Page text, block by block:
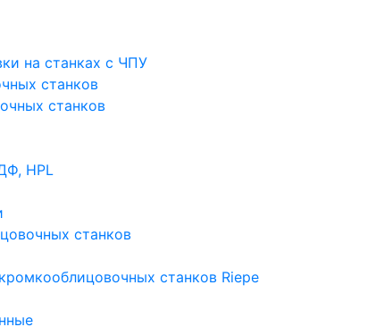
на станках с ЧПУ
станков
станков
HPL
станков
станков Riepe